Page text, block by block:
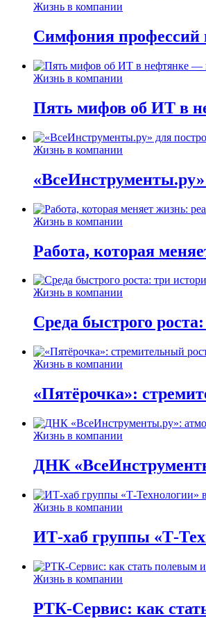
Жизнь в компании
Симфония профессий
Жизнь в компании
Пять мифов об ИТ в
Жизнь в компании
Жизнь в компании
Работа, которая
Жизнь в компании
Среда быстрого
Жизнь в компании
«Пятёрочка»:
Жизнь в компании
ДНК
Жизнь в компании
ИТ-хаб группы «Т-
Жизнь в компании
РТК-Сервис: как